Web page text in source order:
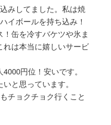
みしてました。私は焼
イボールを持ち込み！
缶を冷すバケツや氷ま
は本当に嬉しいサービ
円位！安いです。
と思っています。
チョクチョク行くこと